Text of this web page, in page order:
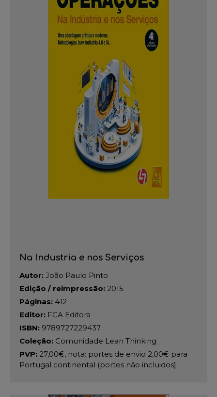
Na Industria e nos Serviços
Autor: João Paulo Pinto
Edição / reimpressão: 2015
Páginas: 412
Editor: FCA Editora
ISBN: 9789727229437
Coleção: Comunidade Lean Thinking
PVP: 27,00€, nota: portes de envio 2,00€ para
Portugal continental (portes não incluidos)